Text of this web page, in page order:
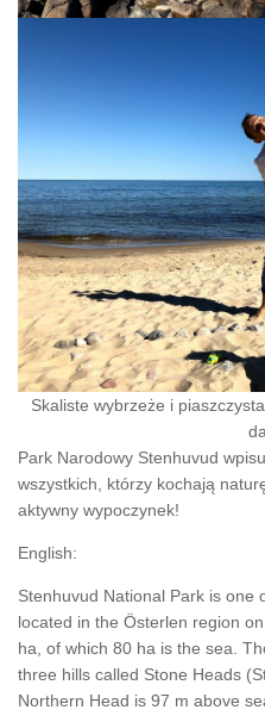
Skaliste wybrzeże i
Park Narodowy Stenhuvud
wszystkich, którzy kochają
aktywny wypoczynek!
English:
Stenhuvud National Park is one
located in the Österlen region
ha, of which 80 ha is the sea.
three hills called Stone Heads
Northern Head is 97 m above